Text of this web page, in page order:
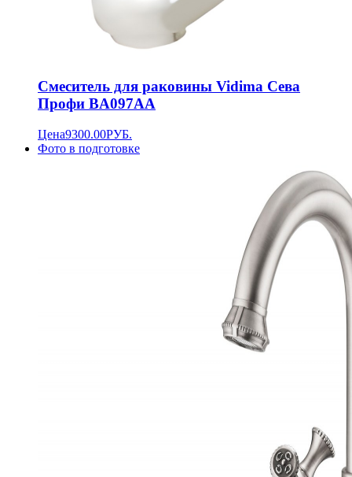
Смеситель для раковины Vidima Сева
Профи BA097AA
Цена9300.00РУБ.
Фото в подготовке